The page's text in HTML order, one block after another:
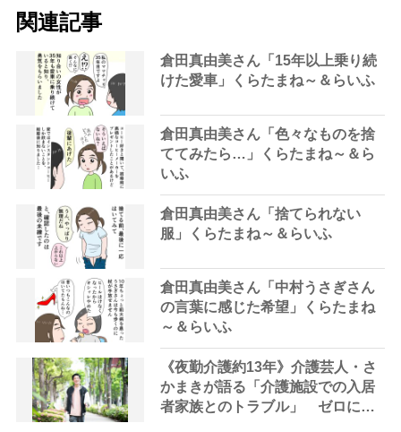
関連記事
倉田真由美さん「15年以上乗り続
けた愛車」くらたまね～＆らいふ
倉田真由美さん「色々なものを捨
ててみたら…」くらたまね～＆ら
いふ
倉田真由美さん「捨てられない
服」くらたまね～＆らいふ
倉田真由美さん「中村うさぎさん
の言葉に感じた希望」くらたまね
～＆らいふ
《夜勤介護約13年》介護芸人・さ
かまきが語る「介護施設での入居
者家族とのトラブル」 ゼロには